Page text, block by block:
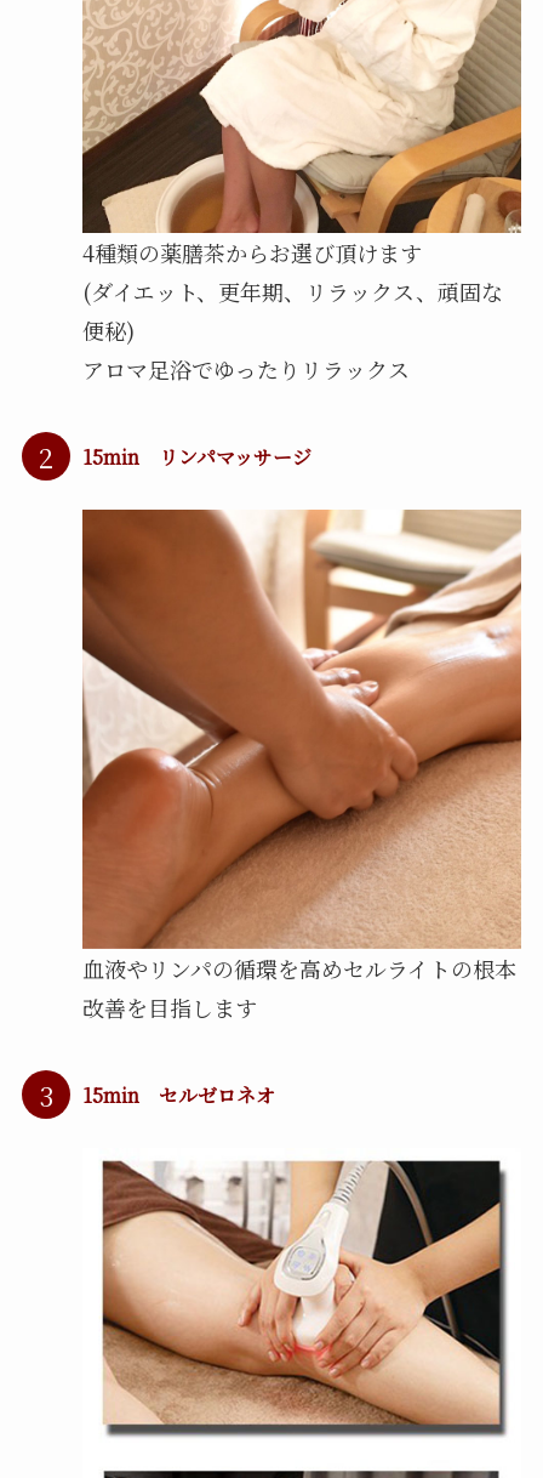
4種類の薬膳茶からお選び頂けます
(ダイエット、更年期、リラックス、頑固な
便秘)
アロマ足浴でゆったりリラックス
2 15min リンパマッサージ
血液やリンパの循環を高めセルライトの根本
改善を目指します
3 15min セルゼロネオ